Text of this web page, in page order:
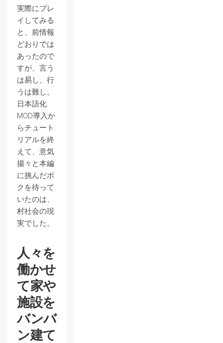
実際にプレ
イしてみる
と、前情報
どおりでは
あったので
すが、言う
は易し、行
うは難し。
日本語化
MOD導入か
らチュート
リアルを終
えて、意気
揚々と本編
に挑んだボ
クを待って
いたのは、
村社会の現
実でした。
人々を
働かせ
て家や
施設を
バンバ
ン建て